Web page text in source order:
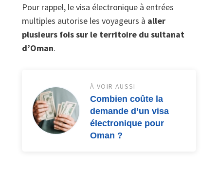
Pour rappel, le visa électronique à entrées
multiples autorise les voyageurs à aller
plusieurs fois sur le territoire du sultanat
d’Oman.
À VOIR AUSSI
Combien coûte la
demande d’un visa
électronique pour
Oman ?